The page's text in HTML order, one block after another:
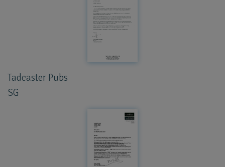
Tadcaster Pubs
SG